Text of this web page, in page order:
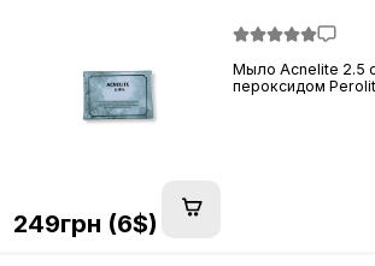
Мыло Acnelite 2.5
пероксидом
249грн (6$)